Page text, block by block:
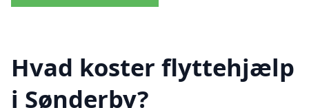
Hvad koster flyttehjælp
i Sønderby?